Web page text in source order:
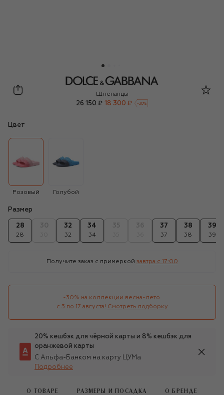
Dolce & Gabbana
Шлепанцы
26 150 ₽ 18 300 ₽ -30%
Цвет
Розовый Голубой
Размер
28
28
32
32
34
34
37
37
38
38
39
39
Получите заказ с примеркой завтра c 17:00
-30% на коллекции весна-лето
с 3 по 17 августа! Смотреть подборку
20% кешбэк для чёрной карты и 8% кешбэк для
оранжевой карты
С Альфа-Банком на карту ЦУМа
Подробнее
О ТОВАРЕ РАЗМЕРЫ И ПОСАДКА О БРЕНДЕ